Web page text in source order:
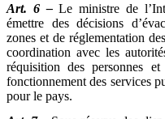
Art. 6 –Le ministre de
émettre des décisions
zones et de réglementation
coordination avec les
réquisition des personnes
fonctionnement des services
pour le pays.